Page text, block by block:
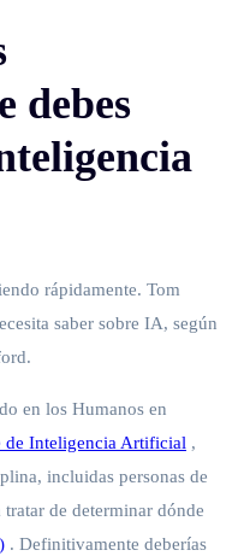
debes
rápidamente. Tom
saber sobre IA, según
en los Humanos en
Inteligencia Artificial ,
incluidas personas de
de determinar dónde
. Definitivamente deberías